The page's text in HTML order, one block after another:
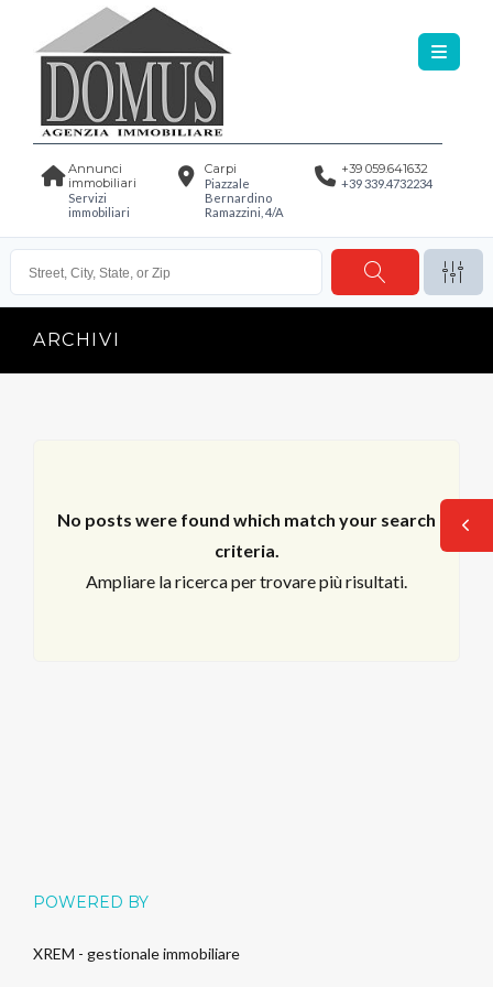
Annunci
immobiliari
Servizi
immobiliari
Carpi
Piazzale
Bernardino
Ramazzini, 4/A
+39 059.641632
+39 339.4732234
ARCHIVI
No posts were found which match your search
criteria.
Ampliare la ricerca per trovare più risultati.
POWERED BY
XREM - gestionale immobiliare